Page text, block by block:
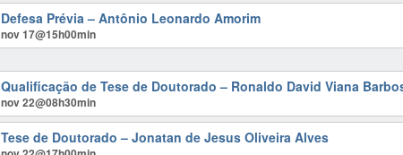
Defesa Prévia – Antônio Leonardo Amorim
nov 17@15h00min
Qualificação de Tese de Doutorado – Ronaldo David Viana
nov 22@08h30min
Tese de Doutorado – Jonatan de Jesus Oliveira Alves